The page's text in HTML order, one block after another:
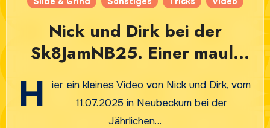
Nick und Dirk bei der
Sk8JamNB25. Einer mault
sich!
H
ier ein kleines Video von Nick und Dirk, vom
11.07.2025 in Neubeckum bei der
Jährlichen…